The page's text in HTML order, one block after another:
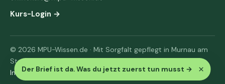
Der Brief ist da. Was du jetzt zuerst tun musst → ×
Kurs-Login →
© 2026 MPU-Wissen.de · Mit Sorgfalt gepflegt in Murnau am
Staffelsee
Impressum· Datenschutz & AGB